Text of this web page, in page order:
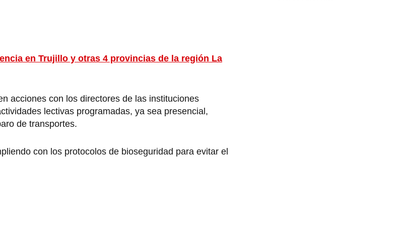
en Trujillo y otras 4 provincias de la región La
acciones con los directores de las instituciones
lectivas programadas, ya sea presencial,
de transportes.
con los protocolos de bioseguridad para evitar el